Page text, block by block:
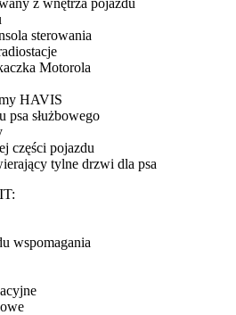
z wnętrza pojazdu
sterowania
Motorola
HAVIS
psa służbowego
części pojazdu
tylne drzwi dla psa
wspomagania